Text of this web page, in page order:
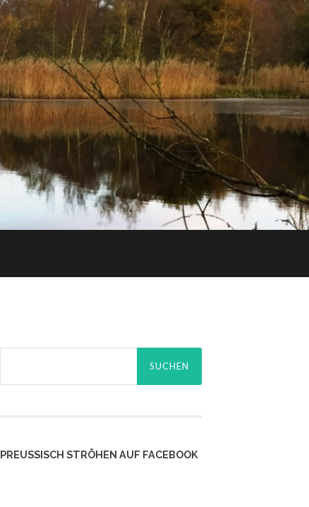
PREUSSISCH STRÖHEN AUF FACEBOOK